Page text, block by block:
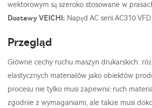
wektorowym są szeroko stosowane w
Dostawy VEICHI: Napęd AC serii AC310 VFD
Przegląd
Główne cechy ruchu maszyn drukarskich:
elastycznych materiałów jako obiektów
procesu nie tylko musi zapewnić ruch
zgodnie z wymaganiami, ale także musi